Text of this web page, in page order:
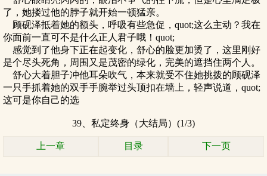
了，她搂过他的脖子就开始一顿猛亲。
顾砚泽抵着她的额头，呼吸有些急促，quot;这么主动？我在
你面前一直可不是什么正人君子哦！quot;
感觉到了他身下正在起变化，舒心的脸更加烫了，这里刚好
是个尽头死角，周围又是茂密的绿化，完美的遮挡住两个人。
舒心大着胆子冲他耳朵吹气，本来就受不住她挑拨的顾砚泽
一只手抓着她的双手手腕举过头顶扣在墙上，轻声说道，quot;
这可是你自己的选
39、私定终身（大结局）(1/3)
上一章 目录 下一页